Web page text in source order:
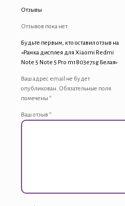
Отзывы
Отзывов пока нет.
Будьте первым, кто оставил отзыв на
«Рамка дисплея для Xiaomi Redmi
Note 5 Note 5 Pro m1803e7sg Белая»
Ваш адрес email не будет
опубликован. Обязательные поля
помечены *
Ваш отзыв *